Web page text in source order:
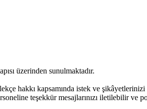
üzerinden sunulmaktadır.
hakkı kapsamında istek ve
teşekkür mesajlarınızı iletilebilir